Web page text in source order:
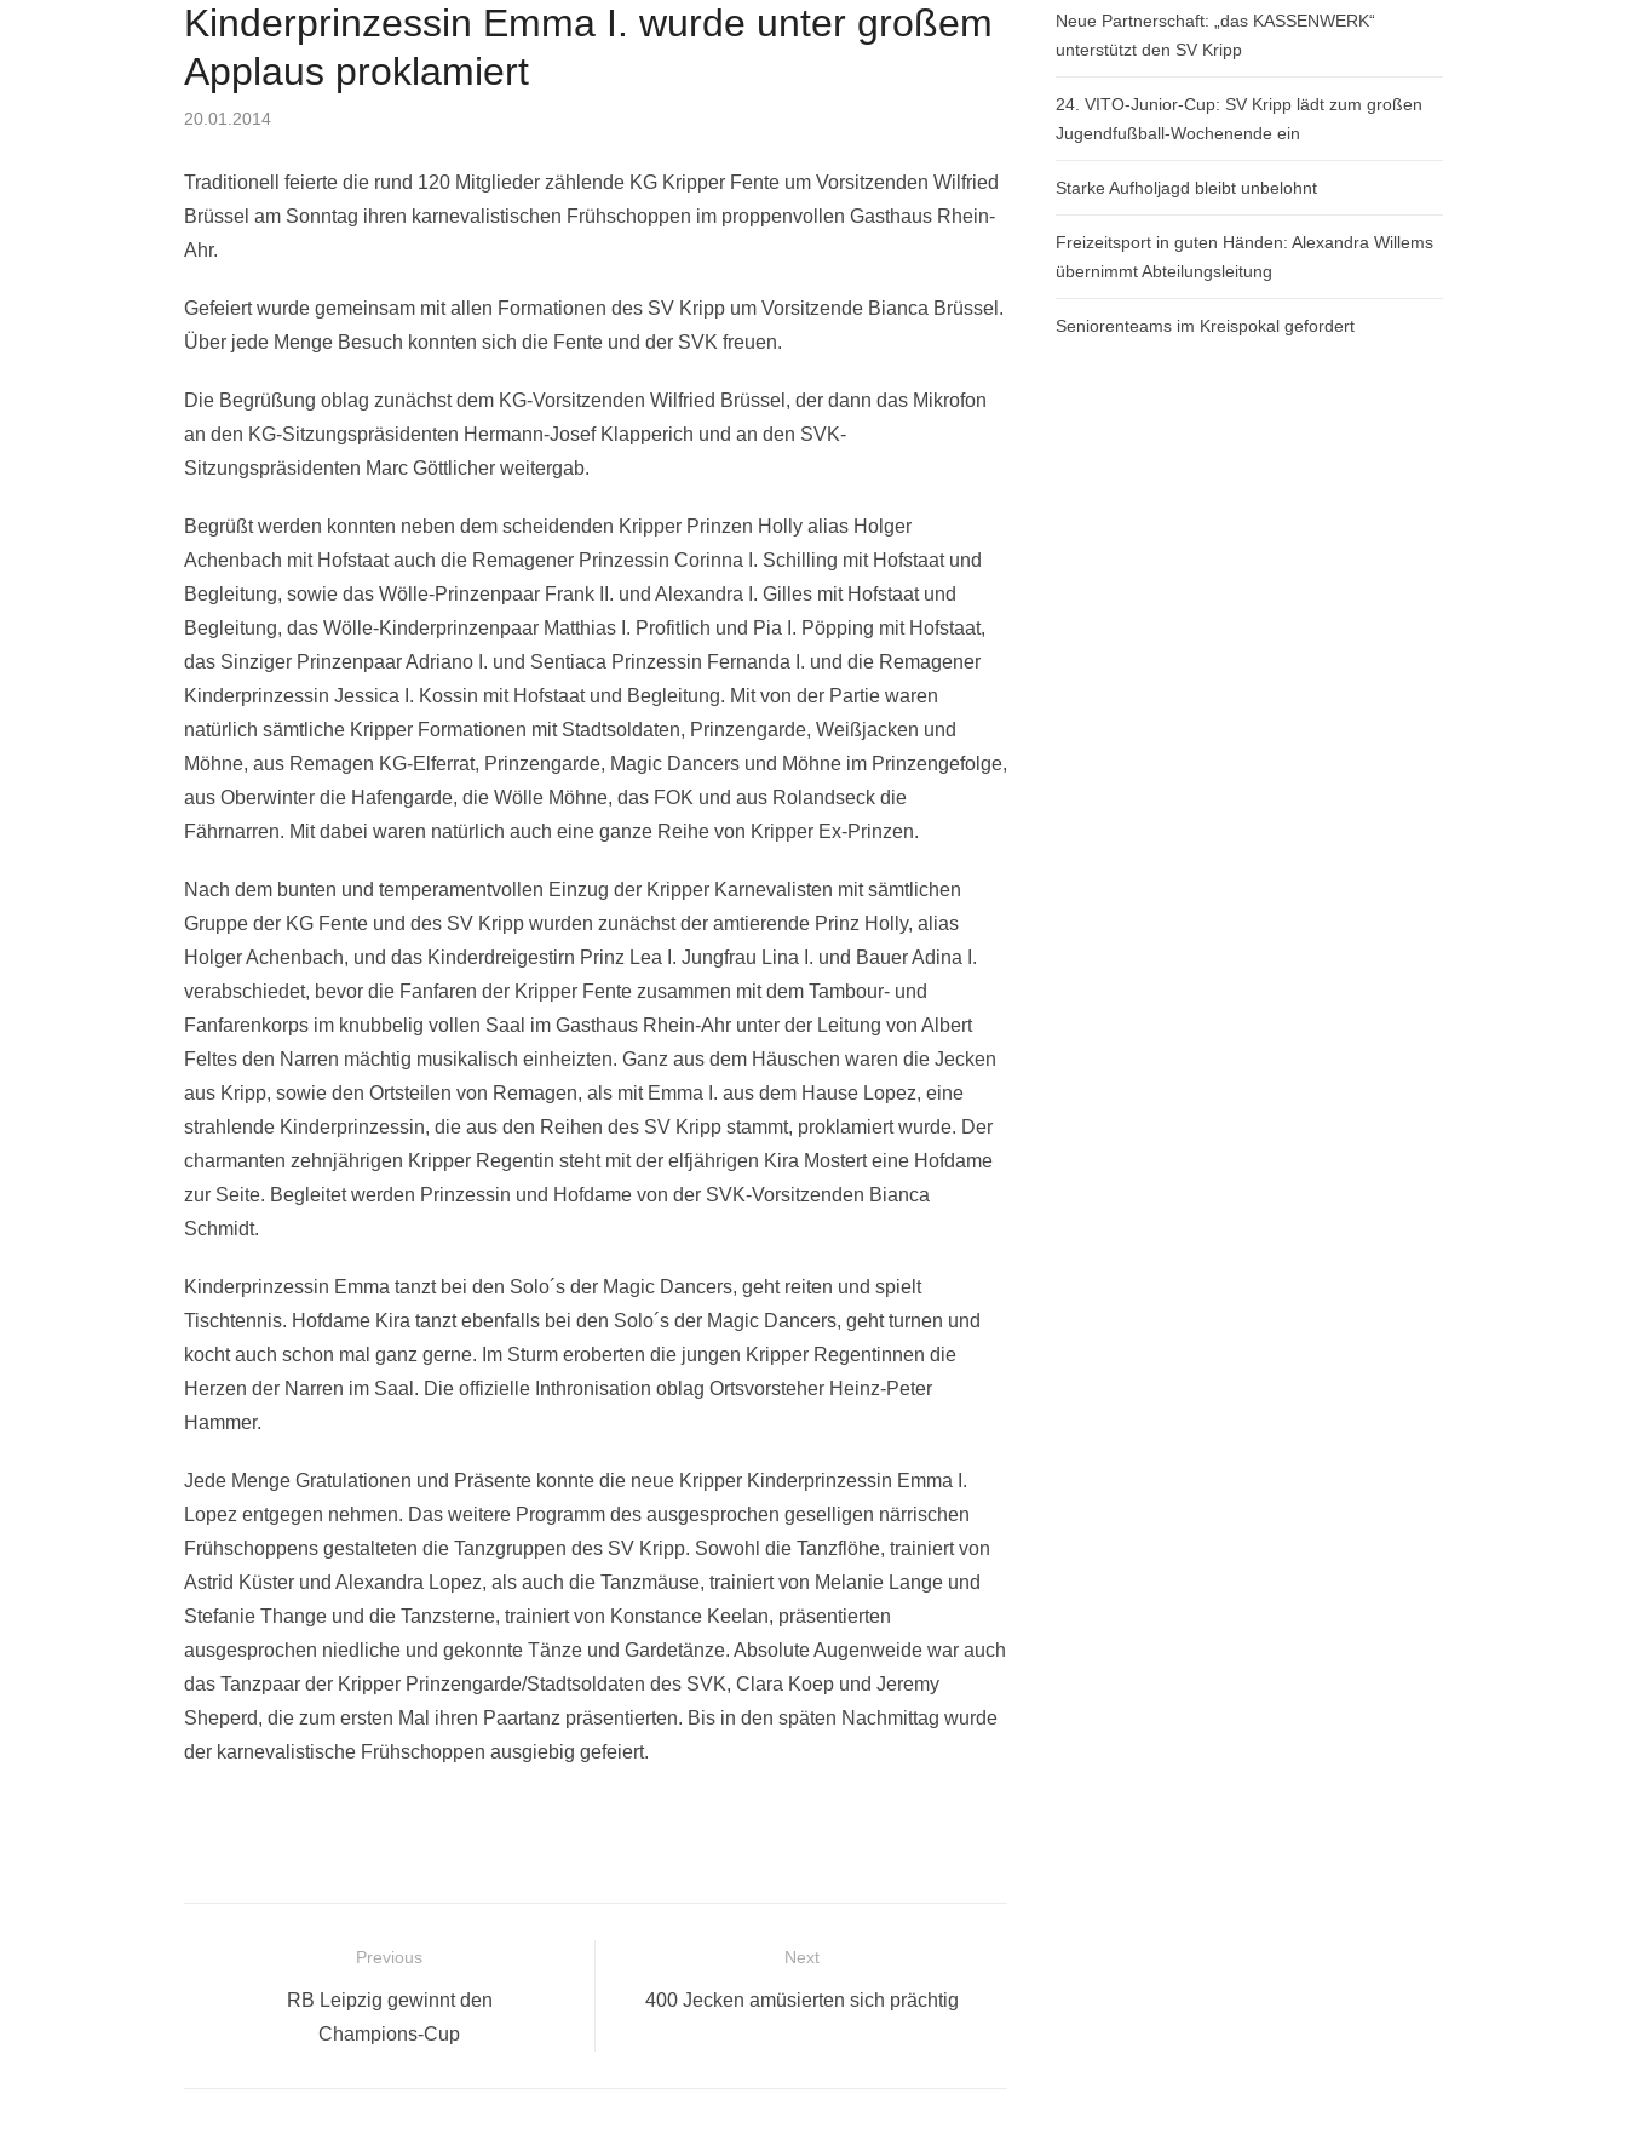
Kinderprinzessin Emma I. wurde unter großem
Applaus proklamiert
Posted
20.01.2014
Traditionell feierte die rund 120 Mitglieder zählende KG Kripper Fente um Vorsitzenden Wilfried
Brüssel am Sonntag ihren karnevalistischen Frühschoppen im proppenvollen Gasthaus Rhein-
Ahr.
Gefeiert wurde gemeinsam mit allen Formationen des SV Kripp um Vorsitzende Bianca Brüssel.
Über jede Menge Besuch konnten sich die Fente und der SVK freuen.
Die Begrüßung oblag zunächst dem KG-Vorsitzenden Wilfried Brüssel, der dann das Mikrofon
an den KG-Sitzungspräsidenten Hermann-Josef Klapperich und an den SVK-
Sitzungspräsidenten Marc Göttlicher weitergab.
Begrüßt werden konnten neben dem scheidenden Kripper Prinzen Holly alias Holger
Achenbach mit Hofstaat auch die Remagener Prinzessin Corinna I. Schilling mit Hofstaat und
Begleitung, sowie das Wölle-Prinzenpaar Frank II. und Alexandra I. Gilles mit Hofstaat und
Begleitung, das Wölle-Kinderprinzenpaar Matthias I. Profitlich und Pia I. Pöpping mit Hofstaat,
das Sinziger Prinzenpaar Adriano I. und Sentiaca Prinzessin Fernanda I. und die Remagener
Kinderprinzessin Jessica I. Kossin mit Hofstaat und Begleitung. Mit von der Partie waren
natürlich sämtliche Kripper Formationen mit Stadtsoldaten, Prinzengarde, Weißjacken und
Möhne, aus Remagen KG-Elferrat, Prinzengarde, Magic Dancers und Möhne im Prinzengefolge,
aus Oberwinter die Hafengarde, die Wölle Möhne, das FOK und aus Rolandseck die
Fährnarren. Mit dabei waren natürlich auch eine ganze Reihe von Kripper Ex-Prinzen.
Nach dem bunten und temperamentvollen Einzug der Kripper Karnevalisten mit sämtlichen
Gruppe der KG Fente und des SV Kripp wurden zunächst der amtierende Prinz Holly, alias
Holger Achenbach, und das Kinderdreigestirn Prinz Lea I. Jungfrau Lina I. und Bauer Adina I.
verabschiedet, bevor die Fanfaren der Kripper Fente zusammen mit dem Tambour- und
Fanfarenkorps im knubbelig vollen Saal im Gasthaus Rhein-Ahr unter der Leitung von Albert
Feltes den Narren mächtig musikalisch einheizten. Ganz aus dem Häuschen waren die Jecken
aus Kripp, sowie den Ortsteilen von Remagen, als mit Emma I. aus dem Hause Lopez, eine
strahlende Kinderprinzessin, die aus den Reihen des SV Kripp stammt, proklamiert wurde. Der
charmanten zehnjährigen Kripper Regentin steht mit der elfjährigen Kira Mostert eine Hofdame
zur Seite. Begleitet werden Prinzessin und Hofdame von der SVK-Vorsitzenden Bianca
Schmidt.
Kinderprinzessin Emma tanzt bei den Solo´s der Magic Dancers, geht reiten und spielt
Tischtennis. Hofdame Kira tanzt ebenfalls bei den Solo´s der Magic Dancers, geht turnen und
kocht auch schon mal ganz gerne. Im Sturm eroberten die jungen Kripper Regentinnen die
Herzen der Narren im Saal. Die offizielle Inthronisation oblag Ortsvorsteher Heinz-Peter
Hammer.
Jede Menge Gratulationen und Präsente konnte die neue Kripper Kinderprinzessin Emma I.
Lopez entgegen nehmen. Das weitere Programm des ausgesprochen geselligen närrischen
Frühschoppens gestalteten die Tanzgruppen des SV Kripp. Sowohl die Tanzflöhe, trainiert von
Astrid Küster und Alexandra Lopez, als auch die Tanzmäuse, trainiert von Melanie Lange und
Stefanie Thange und die Tanzsterne, trainiert von Konstance Keelan, präsentierten
ausgesprochen niedliche und gekonnte Tänze und Gardetänze. Absolute Augenweide war auch
das Tanzpaar der Kripper Prinzengarde/Stadtsoldaten des SVK, Clara Koep und Jeremy
Sheperd, die zum ersten Mal ihren Paartanz präsentierten. Bis in den späten Nachmittag wurde
der karnevalistische Frühschoppen ausgiebig gefeiert.
Beitragsnavigation
Previous
PreviousRB Leipzig gewinnt den
Champions-Cup
Next
Next
400 Jecken amüsierten sich prächtig
Neue Partnerschaft: „das KASSENWERK“
unterstützt den SV Kripp
24. VITO-Junior-Cup: SV Kripp lädt zum großen
Jugendfußball-Wochenende ein
Starke Aufholjagd bleibt unbelohnt
Freizeitsport in guten Händen: Alexandra Willems
übernimmt Abteilungsleitung
Seniorenteams im Kreispokal gefordert